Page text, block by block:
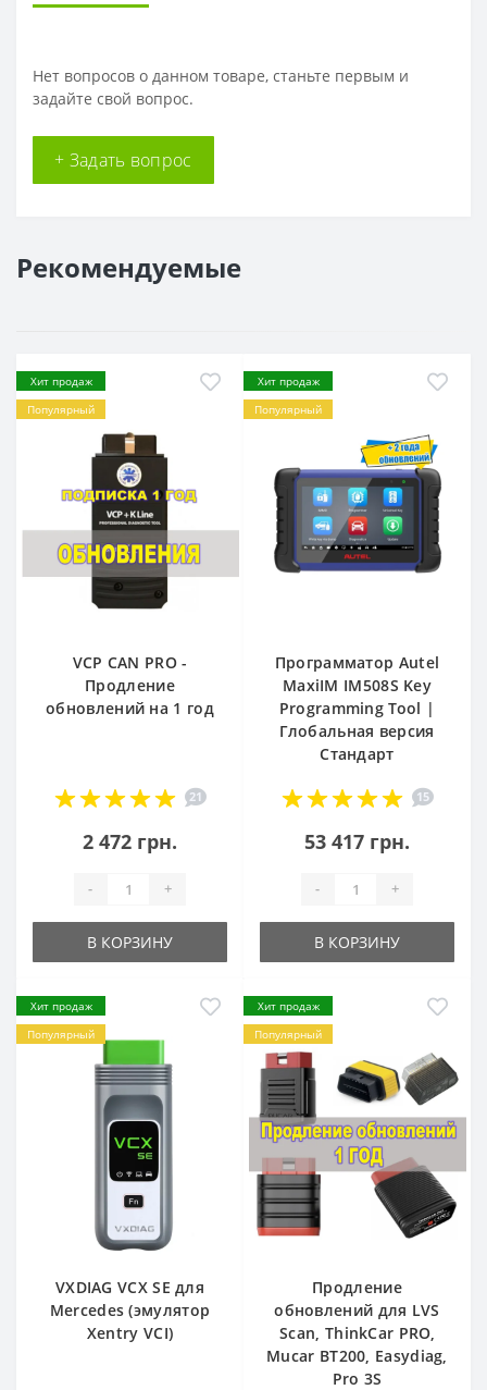
Нет вопросов о данном товаре, станьте первым и
задайте свой вопрос.
+ Задать вопрос
Рекомендуемые
Хит продаж
Популярный
VCP CAN PRO -
Продление
обновлений на 1 год
21
2 472 грн.
- +
В КОРЗИНУ
Хит продаж
Популярный
Программатор Autel
MaxiIM IM508S Key
Programming Tool |
Глобальная версия
Стандарт
15
53 417 грн.
- +
В КОРЗИНУ
Хит продаж
Популярный
VXDIAG VCX SE для
Mercedes (эмулятор
Xentry VCI)
Хит продаж
Популярный
Продление
обновлений для LVS
Scan, ThinkCar PRO,
Mucar BT200, Easydiag,
Pro 3S